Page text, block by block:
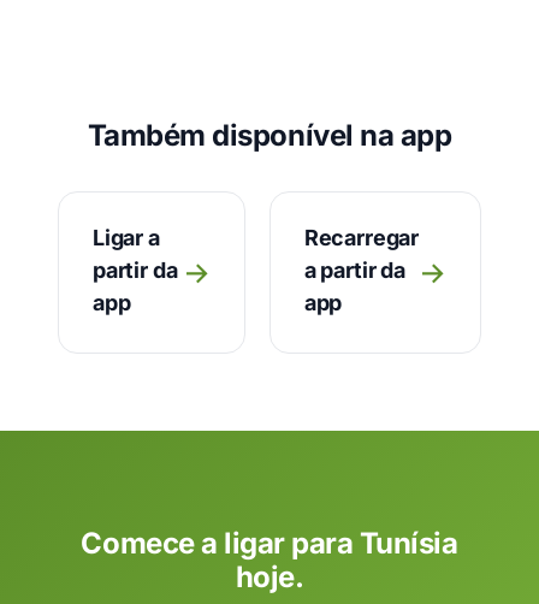
Também disponível na app
Ligar a
partir da
app
→
Recarregar
a partir da
app
→
Comece a ligar para Tunísia
hoje.